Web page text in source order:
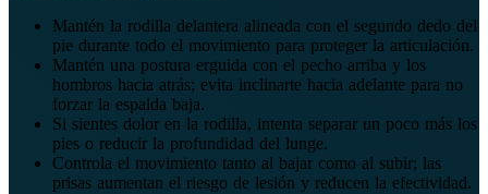
Mantén la rodilla delantera alineada con el segundo dedo del
pie durante todo el movimiento para proteger la articulación.
Mantén una postura erguida con el pecho arriba y los
hombros hacia atrás; evita inclinarte hacia adelante para no
forzar la espalda baja.
Si sientes dolor en la rodilla, intenta separar un poco más los
pies o reducir la profundidad del lunge.
Controla el movimiento tanto al bajar como al subir; las
prisas aumentan el riesgo de lesión y reducen la efectividad.